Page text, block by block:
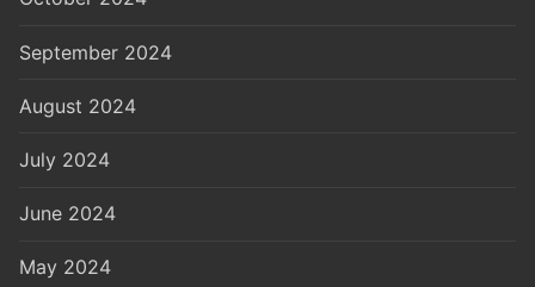
September 2024
August 2024
July 2024
June 2024
May 2024